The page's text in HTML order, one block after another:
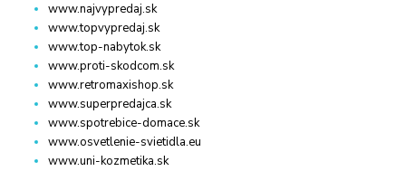
www.najvypredaj.sk
www.topvypredaj.sk
www.top-nabytok.sk
www.proti-skodcom.sk
www.retromaxishop.sk
www.superpredajca.sk
www.spotrebice-domace.sk
www.osvetlenie-svietidla.eu
www.uni-kozmetika.sk